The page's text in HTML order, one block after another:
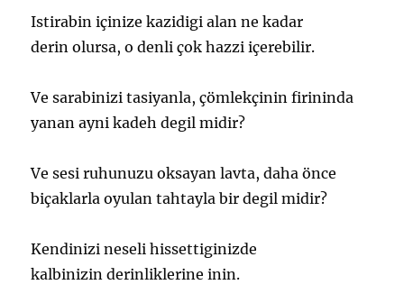
Istirabin içinize kazidigi alan ne kadar
derin olursa, o denli çok hazzi içerebilir.
Ve sarabinizi tasiyanla, çömlekçinin firininda
yanan ayni kadeh degil midir?
Ve sesi ruhunuzu oksayan lavta, daha önce
biçaklarla oyulan tahtayla bir degil midir?
Kendinizi neseli hissettiginizde
kalbinizin derinliklerine inin.